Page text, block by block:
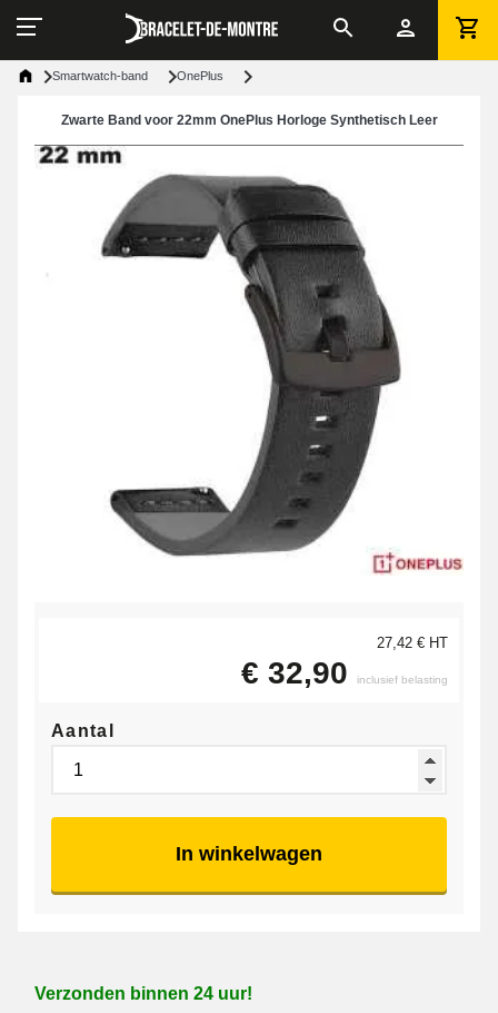
Smartwatch-band OnePlus
Zwarte Band voor 22mm OnePlus Horloge Synthetisch Leer
27,42 € HT
€ 32,90 inclusief belasting
Aantal
In winkelwagen
Verzonden binnen 24 uur!